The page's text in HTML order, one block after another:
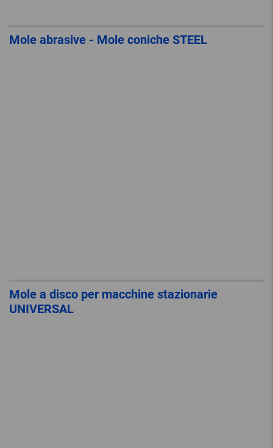
Mole abrasive - Mole coniche STEEL
Mole a disco per macchine stazionarie
UNIVERSAL